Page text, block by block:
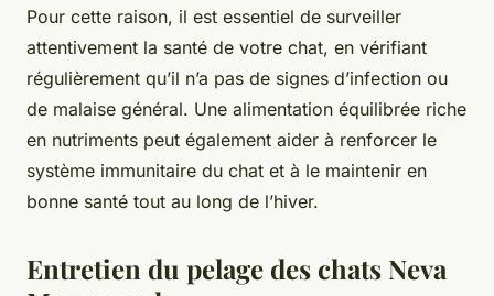
Pour cette raison, il est essentiel de surveiller
attentivement la santé de votre chat, en vérifiant
régulièrement qu’il n’a pas de signes d’infection ou
de malaise général. Une alimentation équilibrée riche
en nutriments peut également aider à renforcer le
système immunitaire du chat et à le maintenir en
bonne santé tout au long de l’hiver.
Entretien du pelage des chats Neva